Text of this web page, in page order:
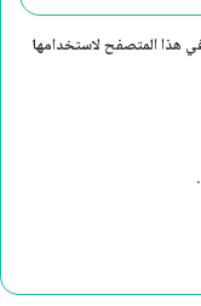
هذا المتصفح لاستخدامها